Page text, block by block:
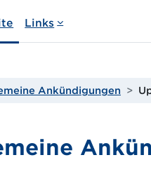
Links
Ankündigungen